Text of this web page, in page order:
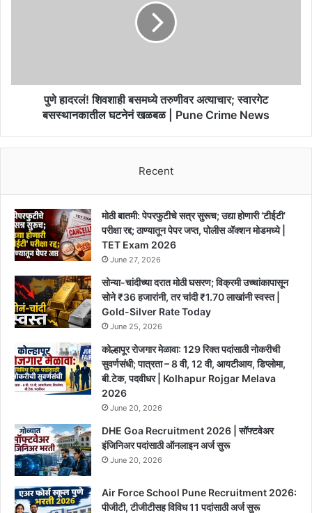
घटनेनं
पुणे हादरलं! शिवशाही बसमध्ये तरुणीवर अत्याचार; स्वारगेट
बसस्थानकातील घटनेनं खळबळ | Pune Crime News
Recent
मोठी बातमी: पेपरफुटीचे सत्र सुरूच; उद्या होणारी ‘टीईटी’
परीक्षा रद्द; ठाण्यातून पेपर जप्त, पोलीस ॲक्शन मोडमध्ये |
TET Exam 2026
June 27, 2026
सोन्या-चांदीच्या दरात मोठी घसरण; विक्रमी उच्चांकापासून
सोने ₹36 हजारांनी, तर चांदी ₹1.70 लाखांनी स्वस्त |
Gold-Silver Rate Today
June 25, 2026
कोल्हापूर रोजगार मेळावा: 129 रिक्त पदांसाठी नोकरीची
सुवर्णसंधी; पात्रता – 8 वी, 12 वी, आयटीआय, डिप्लोमा,
बी.टेक, पदवीधर | Kolhapur Rojgar Melava
2026
June 20, 2026
DHE Goa Recruitment 2026 | सॉफ्टवेअर
इंजिनिअर पदांसाठी ऑनलाइन अर्ज सुरू
June 20, 2026
Air Force School Pune Recruitment 2026:
पीजीटी, टीजीटीसह विविध 11 पदांसाठी अर्ज सुरू